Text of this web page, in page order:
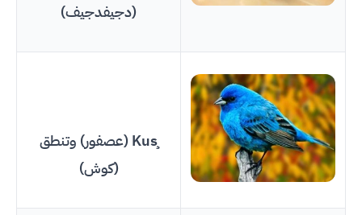
(دجيفدجيف)
Kuş (عصفور) وتنطق
(كوش)